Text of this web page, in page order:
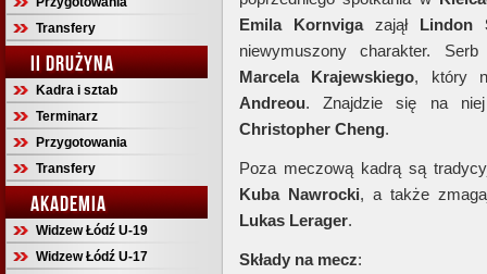
Transfery
II DRUŻYNA
Kadra i sztab
Terminarz
Przygotowania
Transfery
AKADEMIA
Widzew Łódź U-19
Widzew Łódź U-17
Emila Kornvigazajął Lindon
niewymuszony charakter.
Marcela Krajewskiego, który
Andreou. Znajdzie się na
Christopher Cheng.
Poza meczową kadrą są
Kuba Nawrocki, a także
Lukas Lerager.
Składy na mecz: